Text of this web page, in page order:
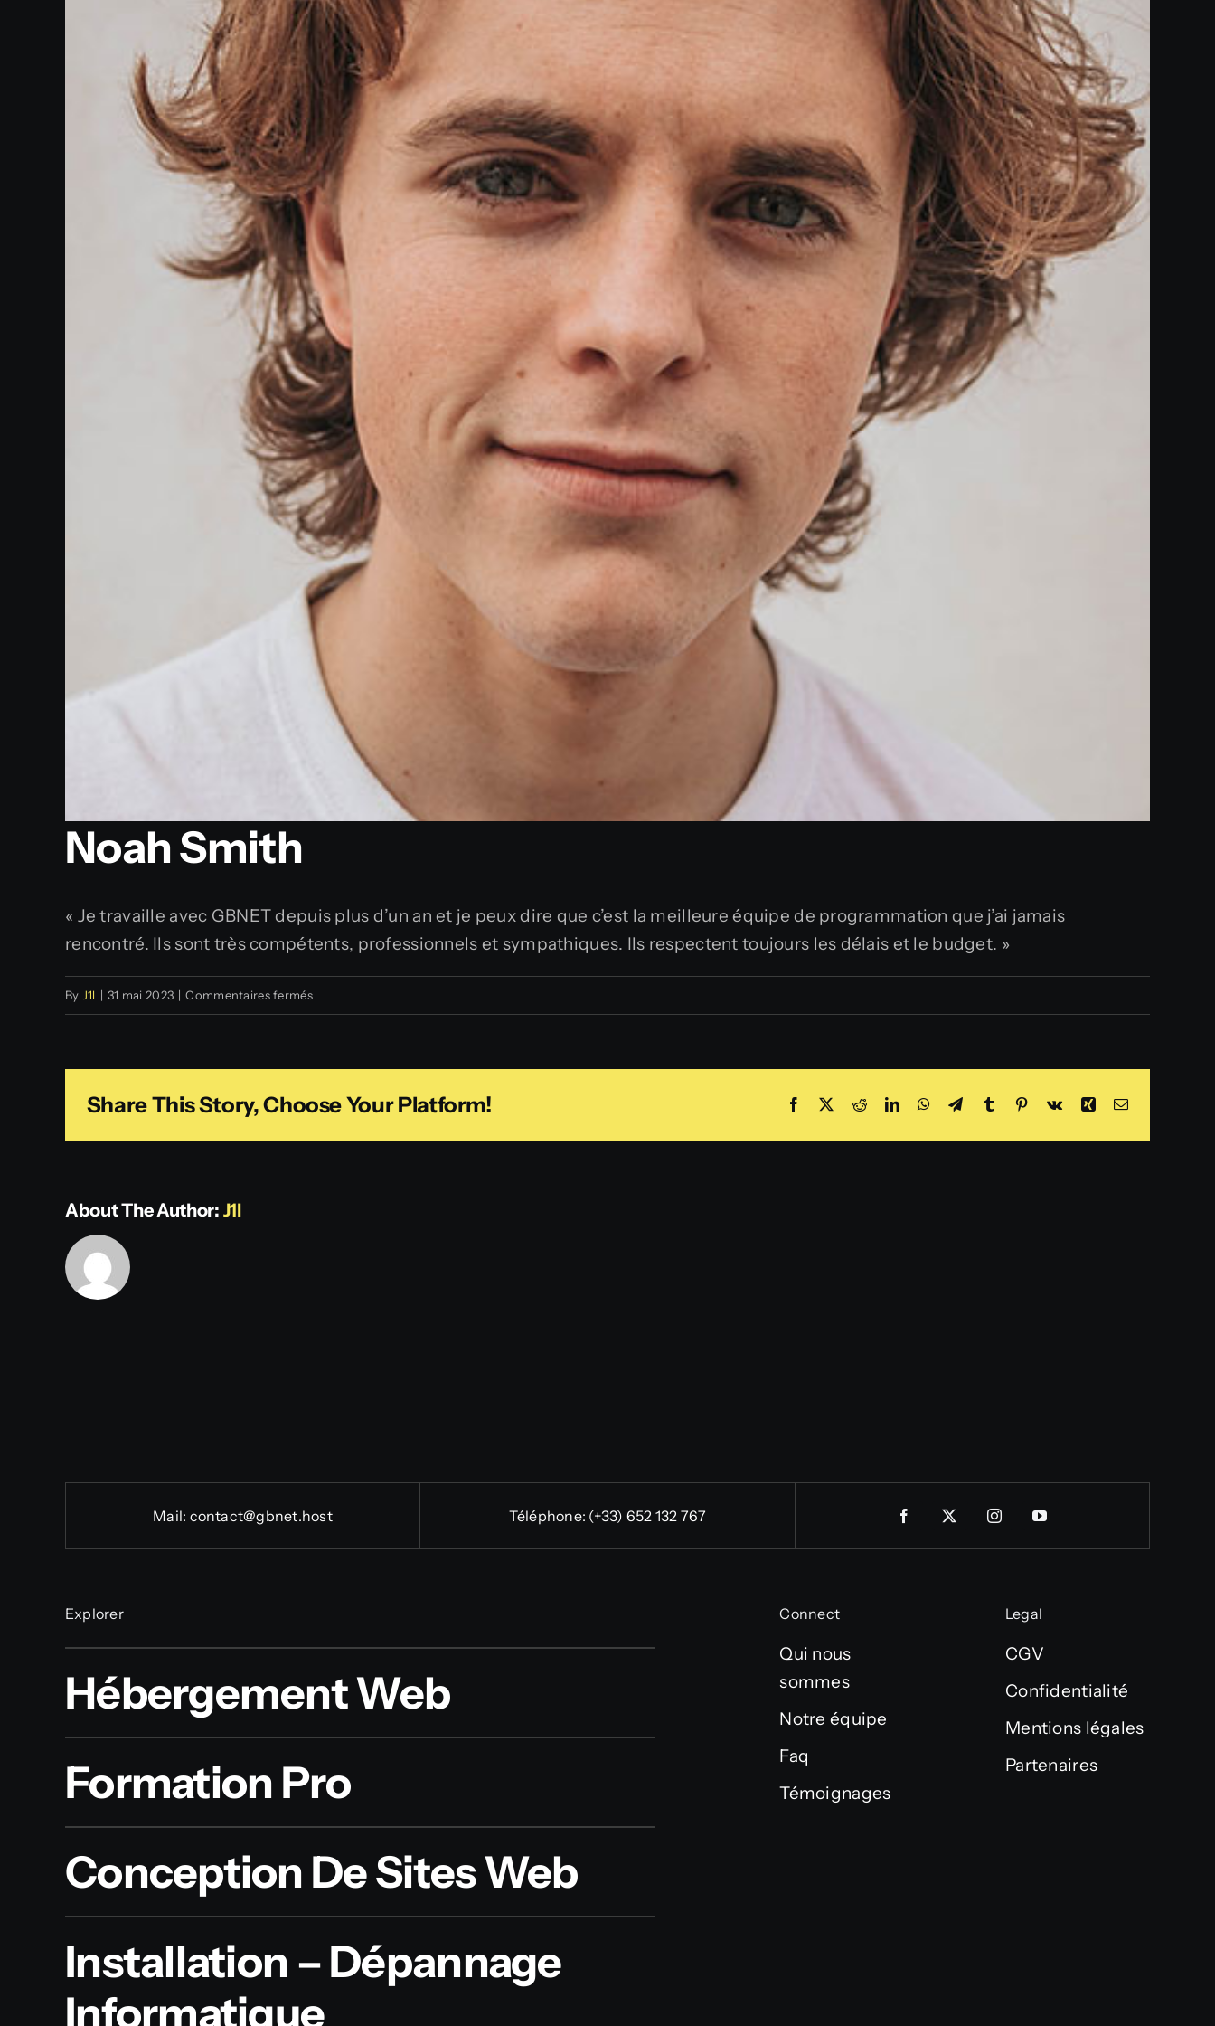
Noah Smith
« Je travaille avec GBNET depuis plus d’un an et je peux dire que c’est la meilleure équipe de programmation que j’ai jamais
rencontré. Ils sont très compétents, professionnels et sympathiques. Ils respectent toujours les délais et le budget. »
By J1l | 31 mai 2023 | Commentaires ferméssur
Share This Story, Choose Your Platform! Facebook RedditLinkedInWhatsApp
TelegramTumblr Pinterest
Vk XingEmail
About The Author: J1l
Mail: contact@gbnet.host Téléphone: (+33) 652 132 767
Explorer
Hébergement Web
Formation Pro
Conception De Sites Web
Installation – Dépannage
Informatique
Connect
Qui nous
sommes
Notre équipe
Faq
Témoignages
Legal
CGV
Confidentialité
Mentions légales
Partenaires